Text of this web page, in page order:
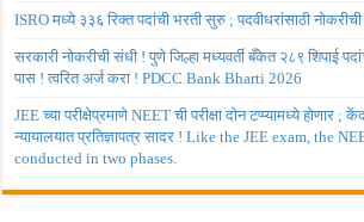
ISRO मध्ये ३३६ रिक्त पदांची भरती सुरु ; पदवीधरांसाठी
सरकारी नोकरीची संधी ! पुणे जिल्हा मध्यवर्ती बँकेत २८९ शिपाई
पास ! त्वरित अर्ज करा ! PDCC Bank Bharti 2026
JEE च्या परीक्षेप्रमाणे NEET ची परीक्षा दोन टप्प्यामध्ये होणार ;
न्यायालयात प्रतिज्ञापत्र सादर ! Like the JEE exam, the
conducted in two phases.